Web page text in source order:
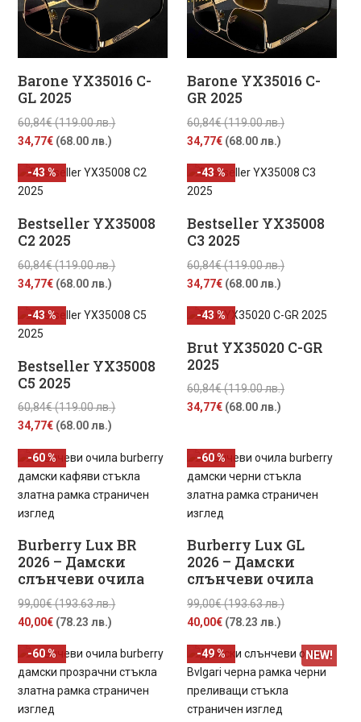
Barone YX35016 C-
GL 2025
60,84€(119.00 лв.)Original
60,84€
34,77€ (68.00 лв.)
е:
лв.).
Barone YX35016 C-
GR 2025
60,84€(119.00 лв.)Original
60,84€
34,77€ (68.00 лв.)
е:
лв.).
Bestseller YX35008
C2 2025
60,84€(119.00 лв.)Original
60,84€
34,77€ (68.00 лв.)
е:
лв.).
-43 %
Bestseller YX35008
C3 2025
60,84€(119.00 лв.)Original
60,84€
лв.).
34,77€ (68.00 лв.)
е:
(68.00
-43 %
Bestseller YX35008
C5 2025
60,84€(119.00 лв.)Original
60,84€
(119.00
лв.).
34,77€ (68.00 лв.)
е:
34,77€
(68.00
-43 %
Brut YX35020 C-GR
2025
60,84€(119.00 лв.)Original
(119.00
лв.).
34,77€ (68.00 лв.)
34,77€
(68.00
лв.).
-43 %
Burberry Lux BR
2026 – Дамски
слънчеви очила
99,00€(193.63 лв.)Original
99,00€
(193.63
лв.).
40,00€ (78.23 лв.)
е:
40,00€
(78.23
-60 %
Burberry Lux GL
2026 – Дамски
слънчеви очила
99,00€(193.63 лв.)Original
99,00€
(193.63
лв.).
40,00€ (78.23 лв.)
е:
40,00€
(78.23
лв.).
-60 %
-60 % NEW!
-49 %